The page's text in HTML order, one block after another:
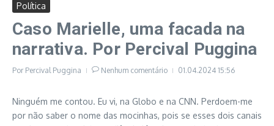
Política
Caso Marielle, uma facada na
narrativa. Por Percival Puggina
Por Percival Puggina Nenhum comentário 01.04.2024 15:56
Ninguém me contou. Eu vi, na Globo e na CNN. Perdoem-me
por não saber o nome das mocinhas, pois se esses dois canais